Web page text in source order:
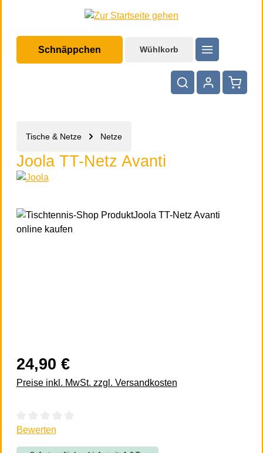
Schnäppchen Wühlkorb
Tische & Netze Netze
Joola TT-Netz Avanti
Bildergalerie überspringen
24,90 €
Preise inkl. MwSt. zzgl. Versandkosten
Durchschnittliche Bewertung von 0 von 5 Sternen
Bewerten